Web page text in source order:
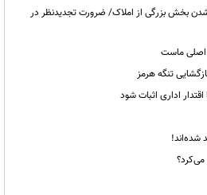
شدن بخش بزرگی از املاک/ ضرورت تجدیدنظر در
اصلی ماست
تنگه هرمز
اداری اثبات شود
شده‌اند!